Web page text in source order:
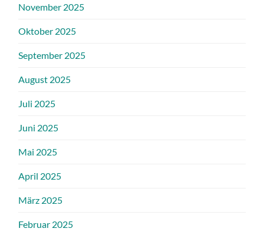
November 2025
Oktober 2025
September 2025
August 2025
Juli 2025
Juni 2025
Mai 2025
April 2025
März 2025
Februar 2025